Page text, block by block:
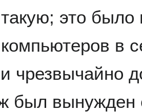
это было
в
чрезвычайно
был вынужден